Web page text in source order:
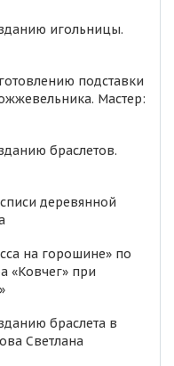
игольницы.
подставки
Мастер:
браслетов.
деревянной
на горошине» по
«Ковчег» при
браслета в
Светлана